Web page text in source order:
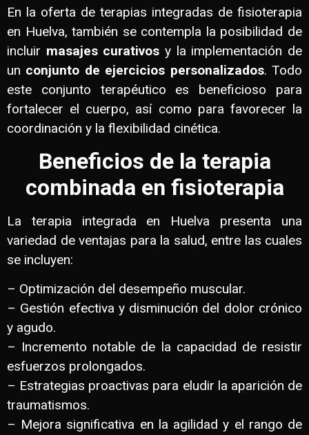
En la oferta de terapias integradas de fisioterapia
en Huelva, también se contempla la posibilidad de
incluir masajes curativos y la implementación de
un conjunto de ejercicios personalizados. Todo
este conjunto terapéutico es beneficioso para
fortalecer el cuerpo, así como para favorecer la
coordinación y la flexibilidad cinética.
Beneficios de la terapia
combinada en fisioterapia
La terapia integrada en Huelva presenta una
variedad de ventajas para la salud, entre las cuales
se incluyen:
– Optimización del desempeño muscular.
– Gestión efectiva y disminución del dolor crónico
y agudo.
– Incremento notable de la capacidad de resistir
esfuerzos prolongados.
– Estrategias proactivas para eludir la aparición de
traumatismos.
– Mejora significativa en la agilidad y el rango de